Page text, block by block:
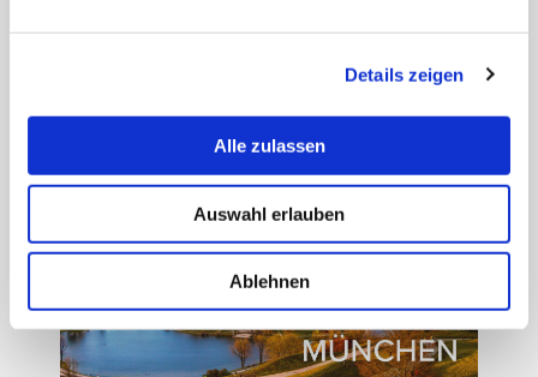
Details zeigen
Alle zulassen
Auswahl erlauben
Ablehnen